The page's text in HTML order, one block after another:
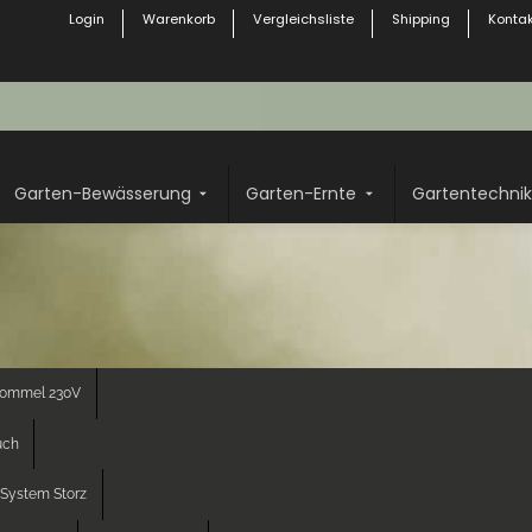
Login Warenkorb Vergleichsliste Shipping
Garten-Bewässerung Garten-Ernte Gartentechnik
230V
Storz